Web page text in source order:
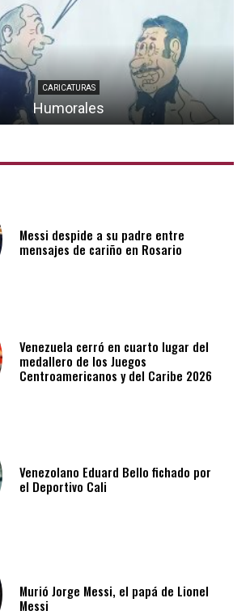
CARICATURAS
Humorales
Messi despide a su padre entre
mensajes de cariño en Rosario
Venezuela cerró en cuarto lugar del
medallero de los Juegos
Centroamericanos y del Caribe 2026
Venezolano Eduard Bello fichado por
el Deportivo Cali
Murió Jorge Messi, el papá de Lionel
Messi